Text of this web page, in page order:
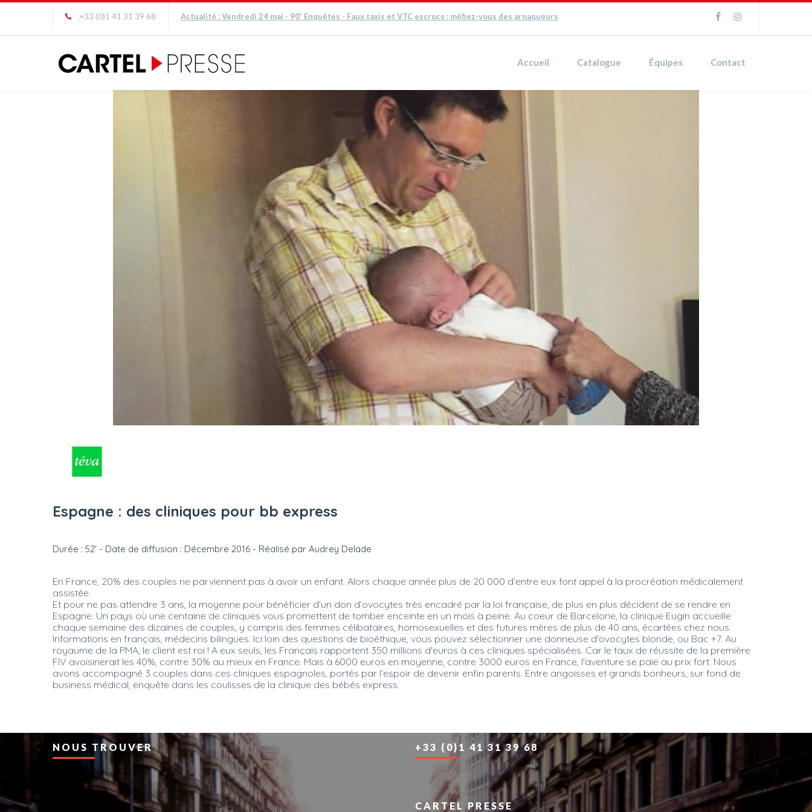
+33 (0)1 41 31 39 68 Actualité : Vendredi 24 mai - 90' Enquêtes - Faux taxis et VTC escrocs : méfiez-vous des arnaqueurs
Accueil Catalogue Équipes Contact
assistée.
Et pour ne pas attendre 3 ans, la moyenne pour bénéficier d’un don d’ovocytes très encadré par la loi française, de plus en plus décident de se rendre en
Espagne. Un pays où une centaine de cliniques vous promettent de tomber enceinte en un mois à peine. Au coeur de Barcelone, la clinique Eugin accueille
chaque semaine des dizaines de couples, y compris des femmes célibataires, homosexuelles et des futures mères de plus de 40 ans, écartées chez nous.
Informations en français, médecins bilingues. Ici loin des questions de bioéthique, vous pouvez sélectionner une donneuse d'ovocytes blonde, ou Bac +7. Au
royaume de la PMA, le client est roi ! A eux seuls, les Français rapportent 350 millions d'euros à ces cliniques spécialisées. Car le taux de réussite de la première
FIV avoisinerait les 40%, contre 30% au mieux en France. Mais à 6000 euros en moyenne, contre 3000 euros en France, l'aventure se paie au prix fort. Nous
avons accompagné 3 couples dans ces cliniques espagnoles, portés par l’espoir de devenir enfin parents. Entre angoisses et grands bonheurs, sur fond de
business médical, enquête dans les coulisses de la clinique des bébés express.
NOUS TROUVER +33 (0)1 41 31 39 68
CARTEL PRESSE